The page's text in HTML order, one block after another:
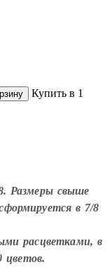
Купить в 1
Размеры свыше
в 7/8
расцветками, в
цветов.